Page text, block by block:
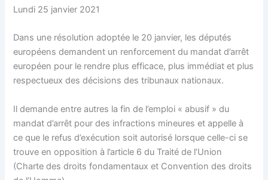
Lundi 25 janvier 2021
Dans une résolution adoptée le 20 janvier, les députés
européens demandent un renforcement du mandat d’arrêt
européen pour le rendre plus efficace, plus immédiat et plus
respectueux des décisions des tribunaux nationaux.
Il demande entre autres la fin de l’emploi « abusif » du
mandat d’arrêt pour des infractions mineures et appelle à
ce que le refus d’exécution soit autorisé lorsque celle-ci se
trouve en opposition à l’article 6 du Traité de l’Union
(Charte des droits fondamentaux et Convention des droits